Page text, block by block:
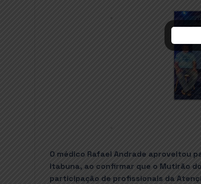
O médico Rafael Andrade aproveitou
Itabuna, ao confirmar que o Mutirão
participação de profissionais da